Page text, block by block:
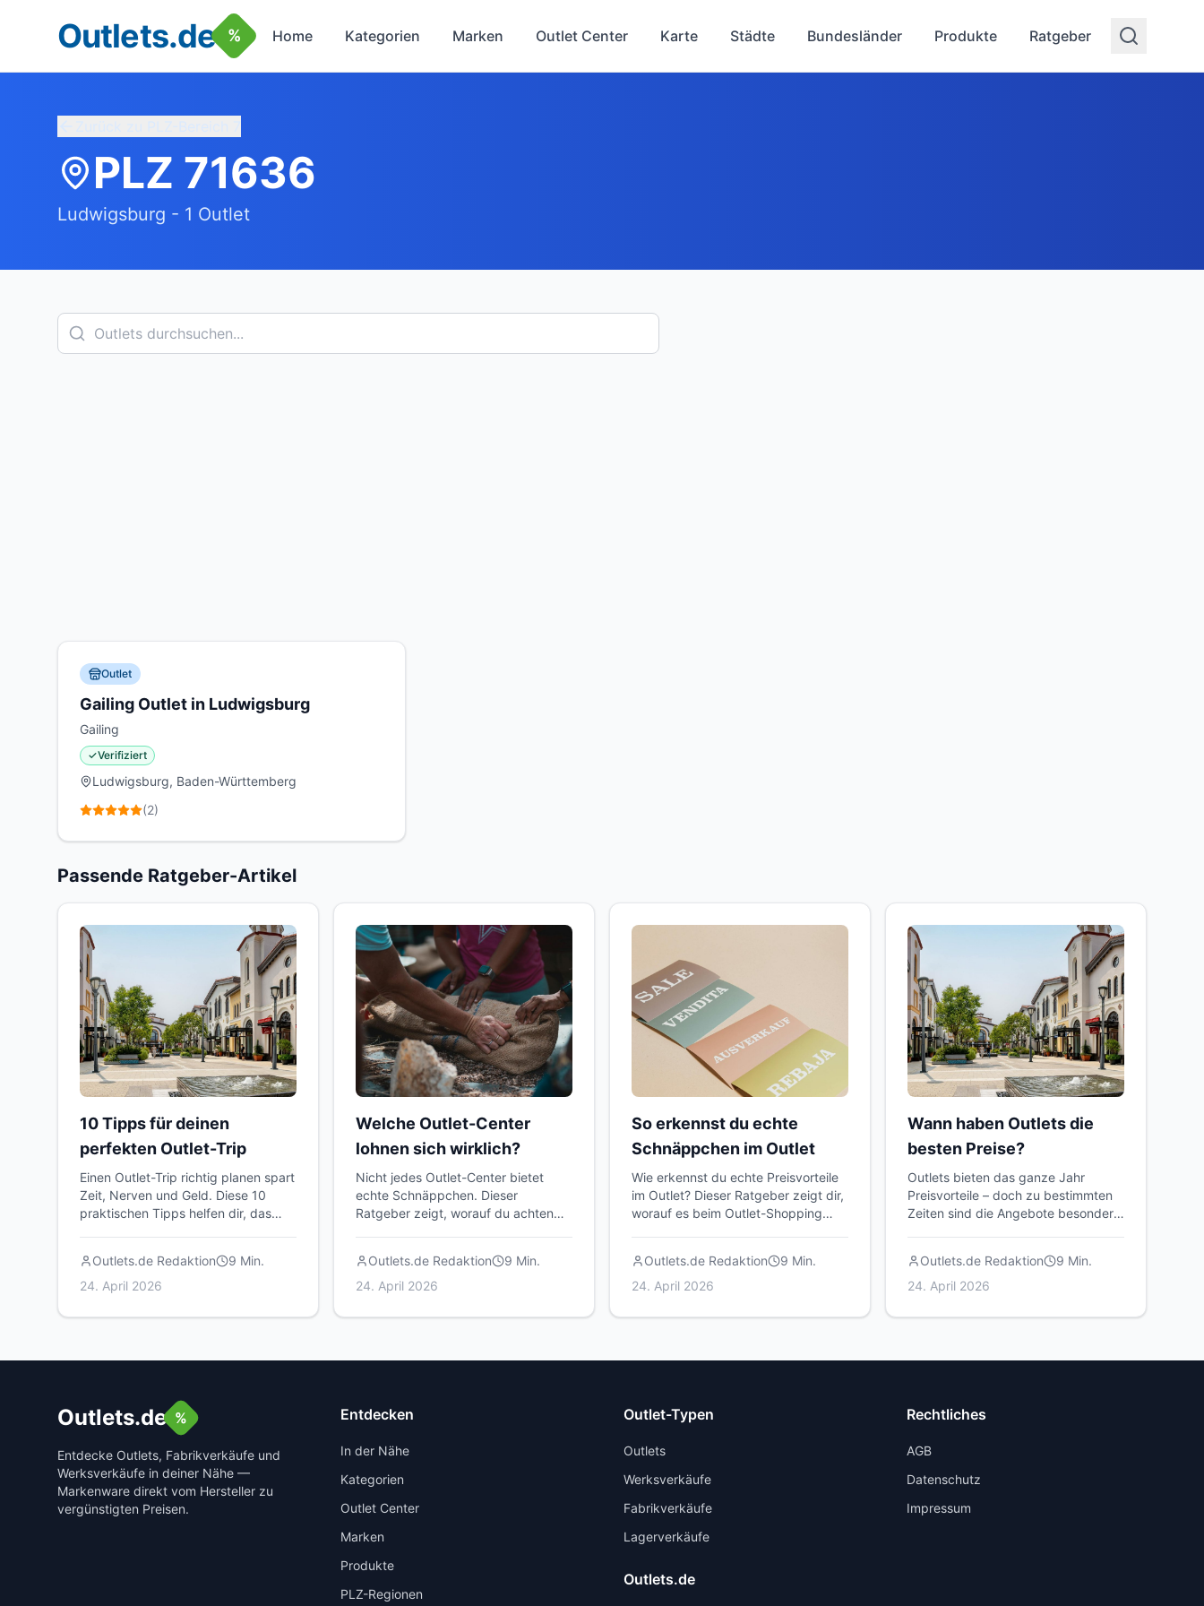
Outlets.de % Home Kategorien Marken Outlet Center Karte Städte Bundesländer Produkte Ratgeber
PLZ 71636
Ludwigsburg - 1 Outlet
Outlet
Gailing Outlet in Ludwigsburg
Gailing
✓Verifiziert
Ludwigsburg, Baden-Württemberg
(2)
Passende Ratgeber-Artikel
10 Tipps für deinen
perfekten Outlet-Trip
Einen Outlet-Trip richtig planen spart
Zeit, Nerven und Geld. Diese 10
praktischen Tipps helfen dir, das
Lagerverkäufen herauszuholen.
Outlets.de Redaktion 9 Min.
24. April 2026
Welche Outlet-Center
lohnen sich wirklich?
Nicht jedes Outlet-Center bietet
echte Schnäppchen. Dieser
Ratgeber zeigt, worauf du achten
Besuch herausholst.
Outlets.de Redaktion 9 Min.
24. April 2026
So erkennst du echte
Schnäppchen im Outlet
Wie erkennst du echte Preisvorteile
im Outlet? Dieser Ratgeber zeigt dir,
worauf es beim Outlet-Shopping
Qualitätscheck.
Outlets.de Redaktion 9 Min.
24. April 2026
Wann haben Outlets die
besten Preise?
Outlets bieten das ganze Jahr
Preisvorteile – doch zu bestimmten
Zeiten sind die Angebote besonders
Outlets.de Redaktion 9 Min.
24. April 2026
Outlets.de %
Entdecke Outlets, Fabrikverkäufe und
Werksverkäufe in deiner Nähe —
Markenware direkt vom Hersteller zu
vergünstigten Preisen.
Entdecken
In der Nähe
Kategorien
Outlet Center
Marken
Produkte
PLZ-Regionen
Outlet-Typen
Outlets
Werksverkäufe
Fabrikverkäufe
Lagerverkäufe
Outlets.de
Rechtliches
AGB
Datenschutz
Impressum